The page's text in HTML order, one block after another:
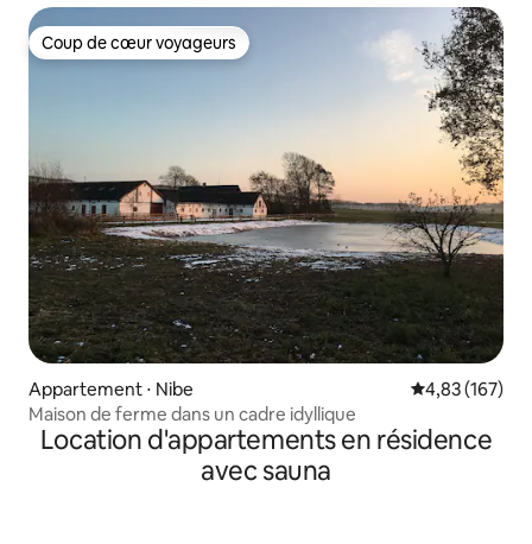
Coup de cœur voyageurs
Coup de cœur voyageurs
Appartement ⋅ Nibe Évaluation
4,83 (167)
Maison de ferme dans un cadre idyllique
Location d'appartements en résidence
avec sauna